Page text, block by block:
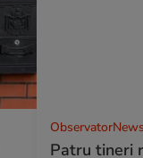
Patru tineri